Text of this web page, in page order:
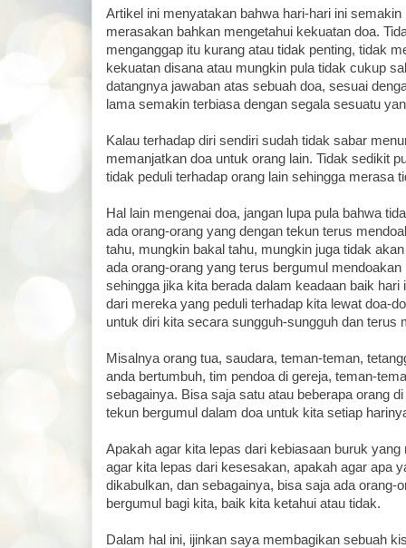
Artikel ini menyatakan bahwa hari-hari ini
merasakan bahkan mengetahui kekuatan doa.
menganggap itu kurang atau tidak penting, tidak
kekuatan disana atau mungkin pula tidak cukup
datangnya jawaban atas sebuah doa, sesuai
lama semakin terbiasa dengan segala sesuatu
Kalau terhadap diri sendiri sudah tidak sabar
memanjatkan doa untuk orang lain. Tidak sedikit
tidak peduli terhadap orang lain sehingga merasa
Hal lain mengenai doa, jangan lupa pula bahwa
ada orang-orang yang dengan tekun terus
tahu, mungkin bakal tahu, mungkin juga tidak
ada orang-orang yang terus bergumul
sehingga jika kita berada dalam keadaan baik hari
dari mereka yang peduli terhadap kita lewat doa-
untuk diri kita secara sungguh-sungguh dan terus
Misalnya orang tua, saudara, teman-teman,
anda bertumbuh, tim pendoa di gereja, teman-
sebagainya. Bisa saja satu atau beberapa orang
tekun bergumul dalam doa untuk kita setiap
Apakah agar kita lepas dari kebiasaan buruk yang
agar kita lepas dari kesesakan, apakah agar apa
dikabulkan, dan sebagainya, bisa saja ada orang-
bergumul bagi kita, baik kita ketahui atau tidak.
Dalam hal ini, ijinkan saya membagikan sebuah